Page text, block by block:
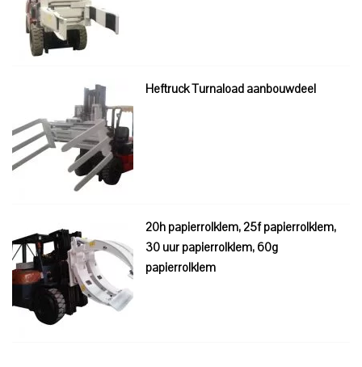
Heftruck Turnaload aanbouwdeel
20h papierrolklem, 25f papierrolklem,
30 uur papierrolklem, 60g
papierrolklem